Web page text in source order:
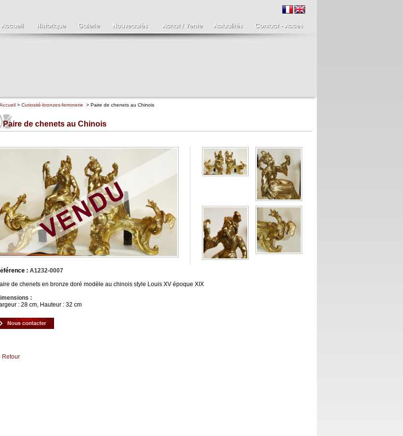
Clément SERVEAU
1886-1972
Clément SERVEAU 1886-
1972 "Portrait de Boxer"
Hui...
2 500 €
Paire de bougeoirs fin
XVIIIème
Paire de bougeoirs putti
tenant une torchère en
1 700 €
Accueil > Curiosité-bronzes-ferronerie > Paire de chenets au Chinois
Paire de chenets au Chinois
: A1232-0007
de chenets en bronze doré modèle au chinois style Louis XV époque XIX
:
: 28 cm, Hauteur : 32 cm
Retour